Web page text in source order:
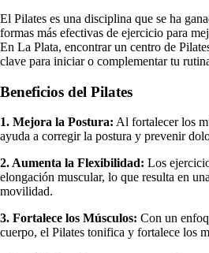
El Pilates es una disciplina que se ha
formas más efectivas de ejercicio para
En La Plata, encontrar un centro de
clave para iniciar o complementar tu
Beneficios del Pilates
1. Mejora la Postura: Al fortalecer los
ayuda a corregir la postura y prevenir
2. Aumenta la Flexibilidad: Los
elongación muscular, lo que resulta en
movilidad.
3. Fortalece los Músculos: Con un
cuerpo, el Pilates tonifica y fortalece los